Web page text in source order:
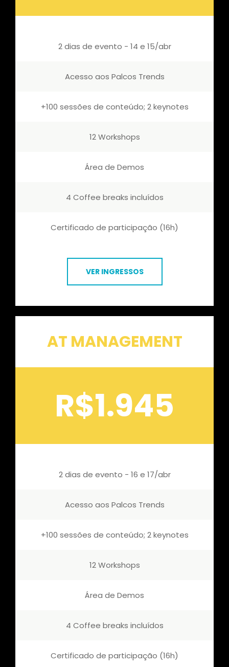
2 dias de evento - 14 e 15/abr
Acesso aos Palcos Trends
+100 sessões de conteúdo; 2 keynotes
12 Workshops
Área de Demos
4 Coffee breaks incluídos
Certificado de participação (16h)
VER INGRESSOS
AT MANAGEMENT
R$1.945
2 dias de evento - 16 e 17/abr
Acesso aos Palcos Trends
+100 sessões de conteúdo; 2 keynotes
12 Workshops
Área de Demos
4 Coffee breaks incluídos
Certificado de participação (16h)